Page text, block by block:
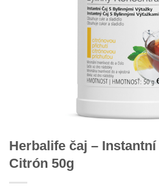
Herbalife čaj –
Citrón 50g